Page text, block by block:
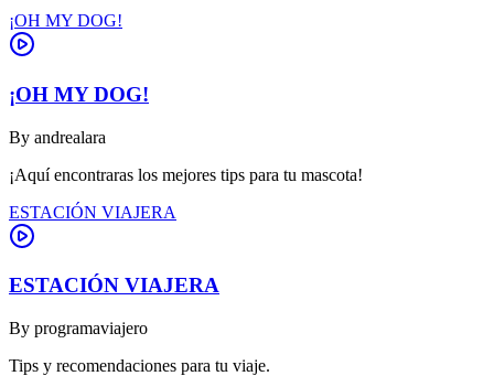
¡OH MY DOG!
¡OH MY DOG!
By andrealara
¡Aquí encontraras los mejores tips para tu mascota!
ESTACIÓN VIAJERA
ESTACIÓN VIAJERA
By programaviajero
Tips y recomendaciones para tu viaje.